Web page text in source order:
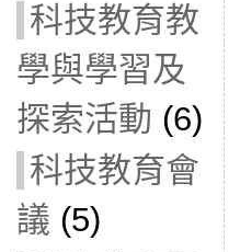
科技教育教
學與學習及
探索活動 (6)
科技教育會
議 (5)